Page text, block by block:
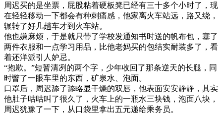
周迟买的是坐票，屁股粘着硬板凳已经有三十多个小时了，现
在轻轻移动一下都会有种刺痛感，他家离火车站远，路又绕，
辗转了好几趟车才到火车站。
他也嫌麻烦，于是就只带了学校发通知书时送的帆布包，塞了
两件衣服和一点学习用品，比他老妈买的包结实耐装多了，看
着还洋派引人妒忌。
“抱歉。”短暂清冽的两个字，少年收回了那条逆天的长腿，同
时瞥了一眼车里的东西，矿泉水、泡面。
口罩后，周迟舔了舔略显干燥的双唇，他表面安安静静，其实
他肚子咕咕叫了很久了，火车上的一瓶水三块钱，泡面八块，
周迟犹豫了一下，从口袋里拿出五元递给乘务员。